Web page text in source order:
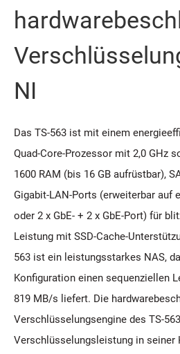
NI
Das TS-563 ist mit einem
Quad-Core-Prozessor mit 2,0 GHz
1600 RAM (bis 16 GB aufrüstbar),
Gigabit-LAN-Ports (erweiterbar auf
oder 2 x GbE- + 2 x GbE-Port) für
Leistung mit SSD-Cache-
563 ist ein leistungsstarkes NAS,
Konfiguration einen sequenziellen
819 MB/s liefert. Die
Verschlüsselungsengine des TS-
Verschlüsselungsleistung in seiner